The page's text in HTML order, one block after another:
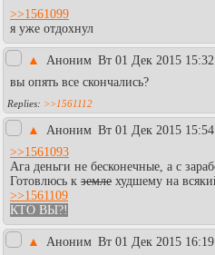
>>1561099
я уже отдохнул
▲ Аноним Вт 01 Дек 2015 15:32
вы опять все скончались?
>>1561112
▲ Аноним Вт 01 Дек 2015 15:54
>>1561093
Ага деньги не бесконечные, а с
Готовлюсь к земле худшему на
>>1561109
КТО ВЫ?!
▲ Аноним Вт 01 Дек 2015 16:19